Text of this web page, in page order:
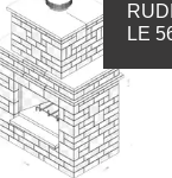
LE